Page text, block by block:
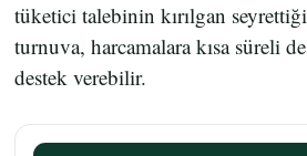
tüketici talebinin kırılgan
turnuva, harcamalara kısa süreli
destek verebilir.